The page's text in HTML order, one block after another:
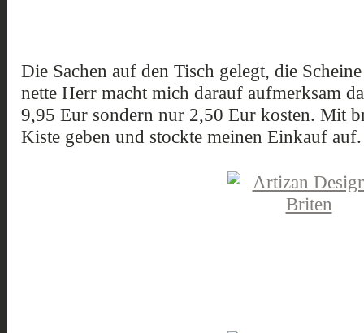
Die Sachen auf den Tisch gelegt, die
nette Herr macht mich darauf aufmerksam
9,95 Eur sondern nur 2,50 Eur kosten. Mit
Kiste geben und stockte meinen Einkauf auf.